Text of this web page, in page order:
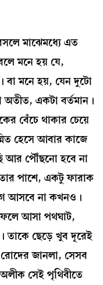
মাঝেমধ্যে এত
মনে হয় যে,
বা মনে হয়, যেন দুটো
অতীত, একটা বর্তমান।
বেঁচে থাকার চেয়ে
হেসে আবার কাজে
আর পৌঁছনো হবে না
পাশে, একটু ফারাক
আসবে না কখনও।
আসা পথঘাট,
তাকে ছেড়ে খুব দূরেই
জানলা, সেসব
অলীক সেই পৃথিবীতে